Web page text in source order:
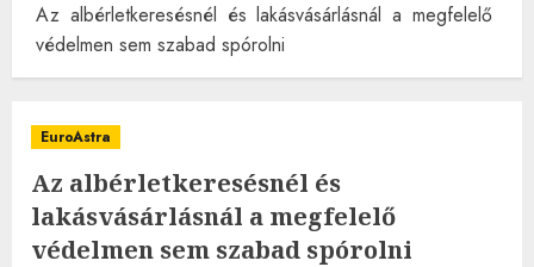
Az albérletkeresésnél és lakásvásárlásnál a megfelelő
védelmen sem szabad spórolni
EuroAstra
Az albérletkeresésnél és
lakásvásárlásnál a megfelelő
védelmen sem szabad spórolni